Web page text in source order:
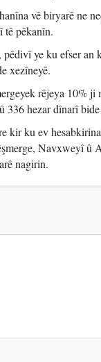
vê biryarê ne
tê pêkanîn.
ye ku efser
xezîneyê.
rêjeya 10%
336 hezar dînarî
kir ku ev
Navxweyî û
nagirin.